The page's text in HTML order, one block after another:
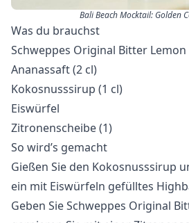
Bali Beach Mocktail: Golden
Was du brauchst
Schweppes Original Bitter Lemon
Ananassaft (2 cl)
Kokosnusssirup (1 cl)
Eiswürfel
Zitronenscheibe (1)
So wird’s gemacht
Gießen Sie den Kokosnusssirup
ein mit Eiswürfeln gefülltes
Geben Sie Schweppes Original